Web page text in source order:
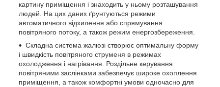
картину приміщення і знаходить у ньому розташування
людей. На цих даних ґрунтуються режими
автоматичного відхилення або спрямування
повітряного потоку, а також режим енергозбереження.
Складна система жалюзі створює оптимальну форму
і швидкість повітряного струменя в режимах
охолодження і нагрівання. Роздільне керування
повітряними заслінками забезпечує широке охоплення
приміщення, а також комфортні умови одночасно для